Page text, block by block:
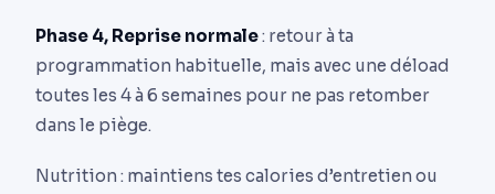
Phase 4, Reprise normale: retour à ta
programmation habituelle, mais avec une déload
toutes les 4 à 6 semaines pour ne pas retomber
dans le piège.
Nutrition : maintiens tes calories d’entretien ou